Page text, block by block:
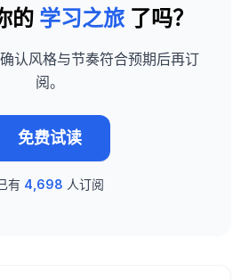
的 学习之旅 了吗？
认风格与节奏符合预期后再订
阅。
免费试读
有 4,698 人订阅